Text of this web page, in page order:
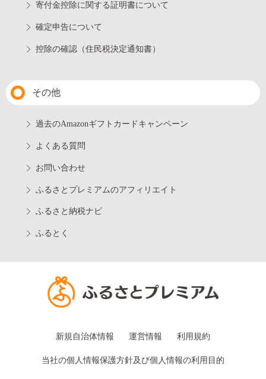
寄付金控除に関する証明書について
確定申告について
控除の確認（住民税決定通知書）
その他
過去のAmazonギフトカードキャンペーン
よくある質問
お問い合わせ
ふるさとプレミアムのアフィリエイト
ふるさと納税ナビ
ふるとく
新規自治体情報 運営情報 利用規約
当社の個人情報保護方針及び個人情報の利用目的